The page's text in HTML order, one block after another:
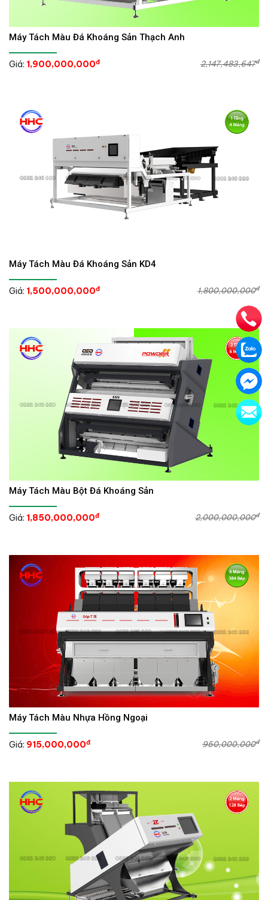
Máy Tách Màu Đá Khoáng Sản Thạch Anh
Giá: 1,900,000,000đ 2,147,483,647đ
Máy Tách Màu Đá Khoáng Sản KD4
Giá: 1,500,000,000đ 1,800,000,000đ
Máy Tách Màu Bột Đá Khoáng Sản
Giá: 1,850,000,000đ 2,000,000,000đ
Máy Tách Màu Nhựa Hồng Ngoại
Giá: 915,000,000đ 950,000,000đ